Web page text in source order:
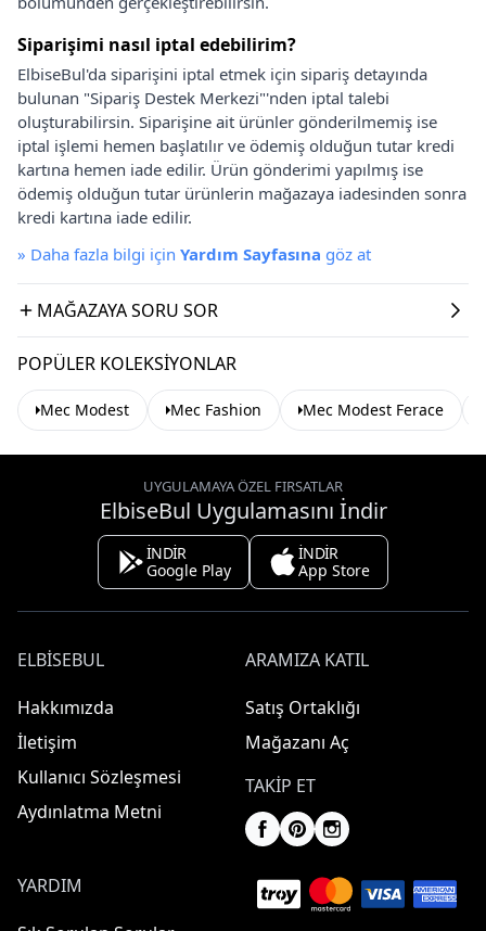
Siparişimi nasıl iptal edebilirim?
ElbiseBul'da siparişini iptal etmek için sipariş detayında
bulunan "Sipariş Destek Merkezi"'nden iptal talebi
oluşturabilirsin. Siparişine ait ürünler gönderilmemiş ise
iptal işlemi hemen başlatılır ve ödemiş olduğun tutar kredi
kartına hemen iade edilir. Ürün gönderimi yapılmış ise
ödemiş olduğun tutar ürünlerin mağazaya iadesinden sonra
kredi kartına iade edilir.
» Daha fazla bilgi için Yardım Sayfasına göz at
MAĞAZAYA SORU SOR
POPÜLER KOLEKSIYONLAR
Mec Modest Mec Fashion Mec Modest Ferace
UYGULAMAYA ÖZEL FIRSATLAR
ElbiseBul Uygulamasını İndir
İNDİR
Google Play
İNDİR
App Store
ELBISEBUL
Hakkımızda
İletişim
Kullanıcı Sözleşmesi
Aydınlatma Metni
ARAMIZA KATIL
Satış Ortaklığı
Mağazanı Aç
TAKIP ET
YARDIM